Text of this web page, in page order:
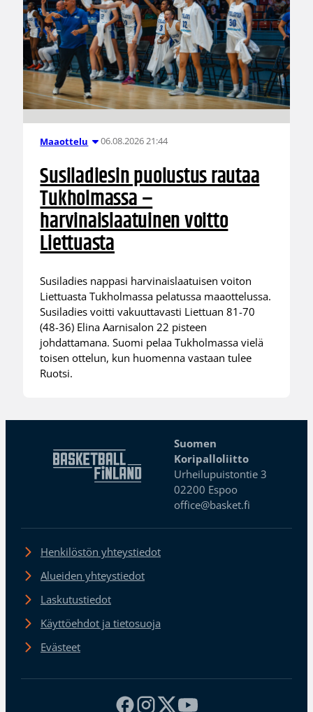
Maaottelu 06.08.2026 21:44
Susiladiesin puolustus rautaa
Tukholmassa –
harvinaislaatuinen voitto
Liettuasta
Susiladies nappasi harvinaislaatuisen voiton
Liettuasta Tukholmassa pelatussa maaottelussa.
Susiladies voitti vakuuttavasti Liettuan 81-70
(48-36) Elina Aarnisalon 22 pisteen
johdattamana. Suomi pelaa Tukholmassa vielä
toisen ottelun, kun huomenna vastaan tulee
Ruotsi.
Suomen
Koripalloliitto
Urheilupuistontie 3
02200 Espoo
office@basket.fi
Henkilöstön yhteystiedot
Alueiden yhteystiedot
Laskutustiedot
Käyttöehdot ja tietosuoja
Evästeet